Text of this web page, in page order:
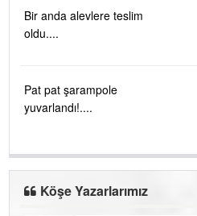
Bir anda alevlere teslim
oldu....
Pat pat şarampole
yuvarlandı!....
Köşe Yazarlarımız